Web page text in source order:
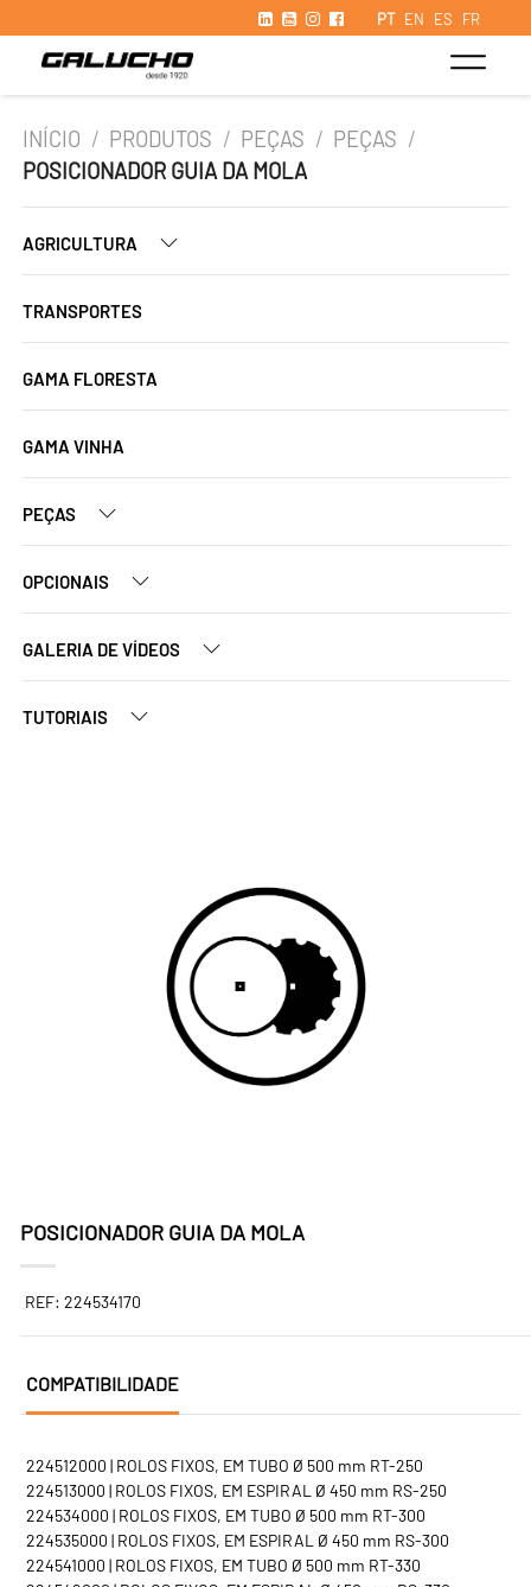
PT EN ES FR
INÍCIO / PRODUTOS / PEÇAS / PEÇAS /
POSICIONADOR GUIA DA MOLA
AGRICULTURA
TRANSPORTES
GAMA FLORESTA
GAMA VINHA
PEÇAS
OPCIONAIS
GALERIA DE VÍDEOS
TUTORIAIS
POSICIONADOR GUIA DA MOLA
REF: 224534170
COMPATIBILIDADE
224512000 | ROLOS FIXOS, EM TUBO Ø 500 mm RT-250
224513000 | ROLOS FIXOS, EM ESPIRAL Ø 450 mm RS-250
224534000 | ROLOS FIXOS, EM TUBO Ø 500 mm RT-300
224535000 | ROLOS FIXOS, EM ESPIRAL Ø 450 mm RS-300
224541000 | ROLOS FIXOS, EM TUBO Ø 500 mm RT-330